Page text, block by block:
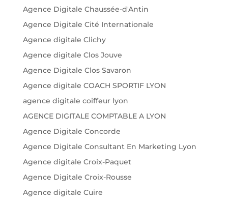
Agence Digitale Chaussée-d'Antin
Agence Digitale Cité Internationale
Agence digitale Clichy
Agence digitale Clos Jouve
Agence Digitale Clos Savaron
Agence digitale COACH SPORTIF LYON
agence digitale coiffeur lyon
AGENCE DIGITALE COMPTABLE A LYON
Agence Digitale Concorde
Agence Digitale Consultant En Marketing Lyon
Agence digitale Croix-Paquet
Agence Digitale Croix-Rousse
Agence digitale Cuire